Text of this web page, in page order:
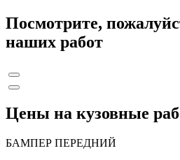
Посмотрите,
наших работ
Цены на кузовные
БАМПЕР ПЕРЕДНИЙ